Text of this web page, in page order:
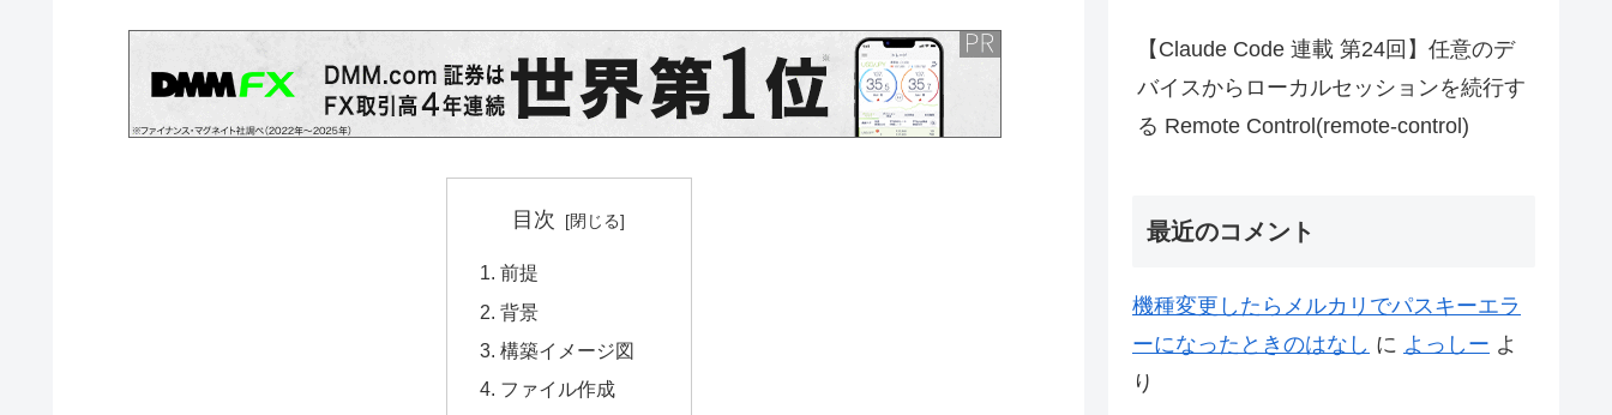
目次
前提
背景
構築イメージ図
ファイル作成
【Claude Code 連載 第24回】任意のデ
バイスからローカルセッションを続行す
る Remote Control(remote-control)
最近のコメント
機種変更したらメルカリでパスキーエラ
ーになったときのはなし に よっしー よ
り